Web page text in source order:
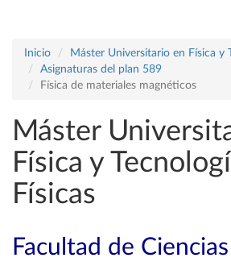
Inicio
Máster Universitario en Física y
Asignaturas del plan 589
Física de materiales magnéticos
Máster
Física y
Físicas
Facultad de Ciencias